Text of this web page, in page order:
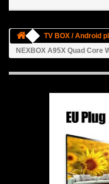
TV BOX / Android
NEXBOX A95X Quad Core